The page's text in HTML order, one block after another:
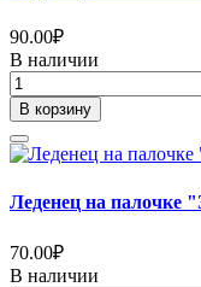
90.00₽
В наличии
В корзину
Леденец на палочке
70.00₽
В наличии